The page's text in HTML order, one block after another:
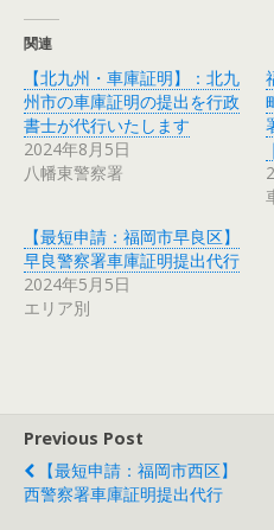
関連
【北九州・車庫証明】：北九
州市の車庫証明の提出を行政
書士が代行いたします
2024年8月5日
八幡東警察署
【最短申請：福岡市早良区】
早良警察署車庫証明提出代行
2024年5月5日
エリア別
Previous Post
【最短申請：福岡市西区】
西警察署車庫証明提出代行